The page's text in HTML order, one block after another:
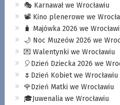
🎭 Karnawał we Wrocławiu
📽️ Kino plenerowe we
🧳 Majówka 2026 we
🌙 Noc Muzeów 2026 we
💌 Walentynki we Wrocławiu
🎈Dzień Dziecka 2026 we
🌷Dzień Kobiet we Wrocławiu
🌹Dzień Matki we Wrocławiu
🎓Juwenalia we Wrocławiu